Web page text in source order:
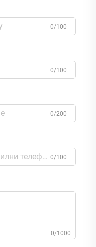
0/100
0/100
0/200
0/100
0/1000